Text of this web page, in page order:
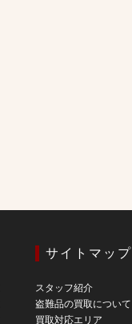
サイトマップ
スタッフ紹介
盗難品の買取について
買取対応エリア